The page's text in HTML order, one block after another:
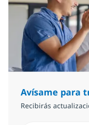
Avísame para
Recibirás